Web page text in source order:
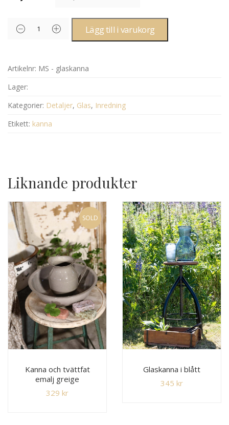
Lägg till i varukorg
Artikelnr: MS - glaskanna
Lager:
Kategorier: Detaljer, Glas, Inredning
Etikett: kanna
Liknande produkter
SOLD
Kanna och tvättfat
emalj greige
329 kr
Glaskanna i blått
345 kr